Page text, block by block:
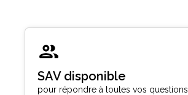
SAV disponible
pour répondre à toutes vos questions